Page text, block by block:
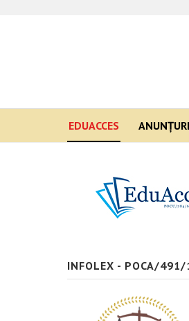
EDUACCES ANUNŢURI
INFOLEX - POCA/